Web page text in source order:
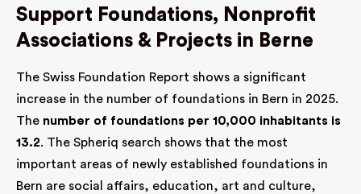
Support Foundations, Nonprofit
Associations & Projects in Berne
The Swiss Foundation Report shows a significant
increase in the number of foundations in Bern in 2025.
The number of foundations per 10,000 inhabitants is
13.2. The Spheriq search shows that the most
important areas of newly established foundations in
Bern are social affairs, education, art and culture,